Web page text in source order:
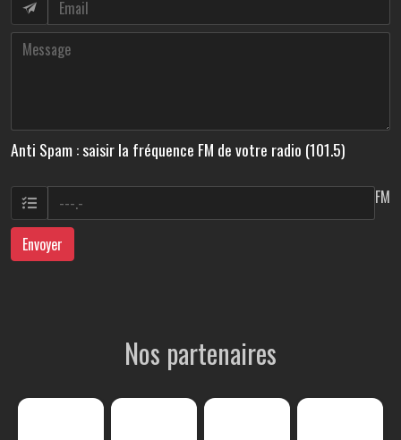
Anti Spam : saisir la fréquence FM de votre radio (101.5)
FM
Envoyer
Nos partenaires